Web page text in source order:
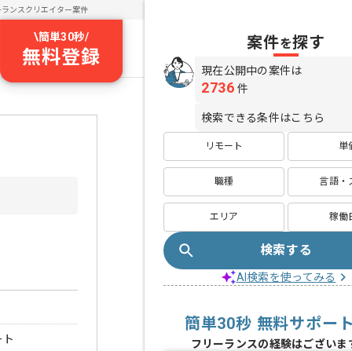
ランスクリエイター案件
\簡単30秒/
無料登録
案件を探す
現在公開中の案件は
2736 件
検索できる条件はこちら
リモート 単
職種 言語・
エリア 稼働
検索する
AI検索を使ってみる
簡単30秒 無料サポー
フリーランスの経験はございま